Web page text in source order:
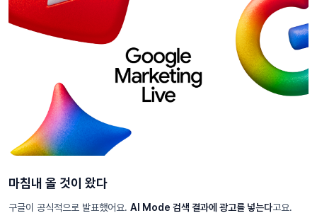
마침내 올 것이 왔다
구글이 공식적으로 발표했어요. AI Mode 검색 결과에 광고를 넣는다고요.